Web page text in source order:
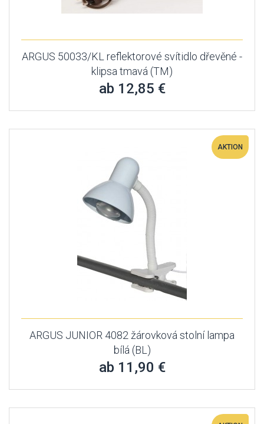
ARGUS 50033/KL reflektorové svítidlo dřevěné -
klipsa tmavá (TM)
ab 12,85 €
AKTION
ARGUS JUNIOR 4082 žárovková stolní lampa
bílá (BL)
ab 11,90 €